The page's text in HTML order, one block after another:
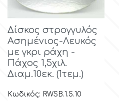
Δίσκος στρογγυλός
Ασημένιος-Λευκός
με γκρι ράχη -
Πάχος 1,5χιλ.
Διαμ.10εκ. (1τεμ.)
Κωδικός: RWSB.1.5.10